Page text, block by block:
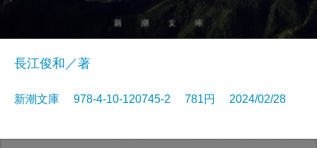
長江俊和／著
新潮文庫 978-4-10-120745-2 781円 2024/02/28